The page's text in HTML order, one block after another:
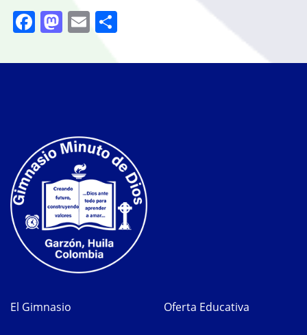
Facebook
Mastodon
Email
El Gimnasio Oferta Educativa